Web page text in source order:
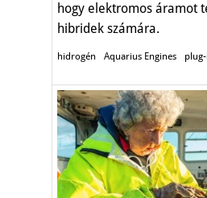
hogy elektromos áramot
hibridek számára.
hidrogén Aquarius Engines